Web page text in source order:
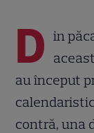
D in
au început
contră, una